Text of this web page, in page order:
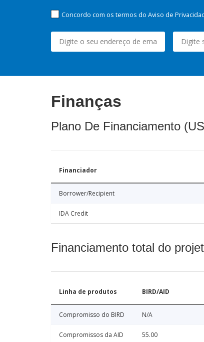
Concordo com os termos do Aviso de
Finanças
Plano De Financiamento
Financiador
Borrower/Recipient
IDA Credit
Financiamento total do
Linha de produtos BIRD/AID
Compromisso do BIRD N/A
Compromissos da AID 55.00